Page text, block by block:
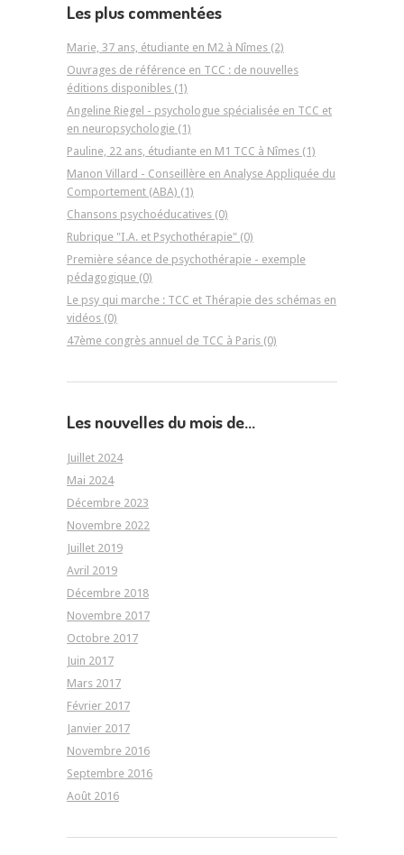
Les plus commentées
Marie, 37 ans, étudiante en M2 à Nîmes (2)
Ouvrages de référence en TCC : de nouvelles
éditions disponibles (1)
Angeline Riegel - psychologue spécialisée en TCC et
en neuropsychologie (1)
Pauline, 22 ans, étudiante en M1 TCC à Nîmes (1)
Manon Villard - Conseillère en Analyse Appliquée du
Comportement (ABA) (1)
Chansons psychoéducatives (0)
Rubrique "I.A. et Psychothérapie" (0)
Première séance de psychothérapie - exemple
pédagogique (0)
Le psy qui marche : TCC et Thérapie des schémas en
vidéos (0)
47ème congrès annuel de TCC à Paris (0)
Les nouvelles du mois de...
Juillet 2024
Mai 2024
Décembre 2023
Novembre 2022
Juillet 2019
Avril 2019
Décembre 2018
Novembre 2017
Octobre 2017
Juin 2017
Mars 2017
Février 2017
Janvier 2017
Novembre 2016
Septembre 2016
Août 2016